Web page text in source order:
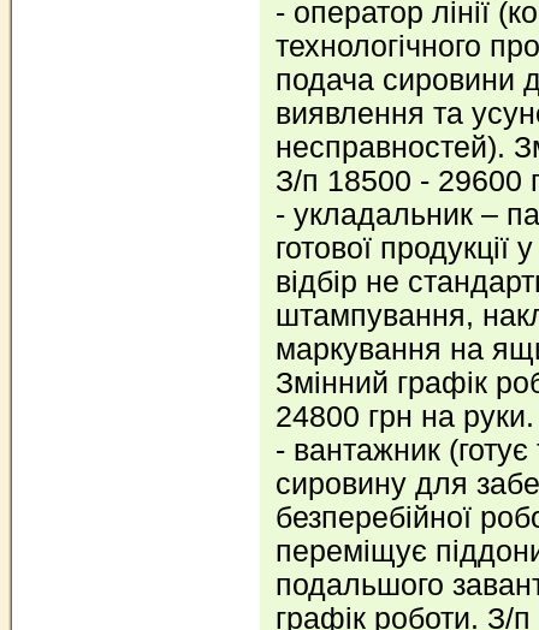
- оператор лінії
технологічного
подача сировини
виявлення та
несправностей).
З/п 18500 - 29600
- укладальник –
готової продукції
відбір не
штампування,
маркування на
Змінний графік
24800 грн на руки.
- вантажник
сировину для
безперебійної
переміщує
подальшого
графік роботи. З/